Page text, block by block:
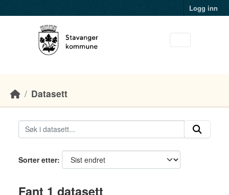
Logg inn
Datasett
Sorter etter
Fant 1 datasett